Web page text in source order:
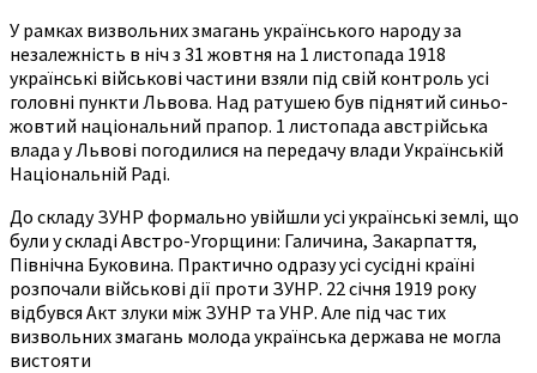
У рамках визвольних змагань українського народу за
незалежність в ніч з 31 жовтня на 1 листопада 1918
українські військові частини взяли під свій контроль усі
головні пункти Львова. Над ратушею був піднятий синьо-
жовтий національний прапор. 1 листопада австрійська
влада у Львові погодилися на передачу влади Українській
Національній Раді.
До складу ЗУНР формально увійшли усі українські землі, що
були у складі Австро-Угорщини: Галичина, Закарпаття,
Північна Буковина. Практично одразу усі сусідні країні
розпочали військові дії проти ЗУНР. 22 січня 1919 року
відбувся Акт злуки між ЗУНР та УНР. Але під час тих
визвольних змагань молода українська держава не могла
вистояти